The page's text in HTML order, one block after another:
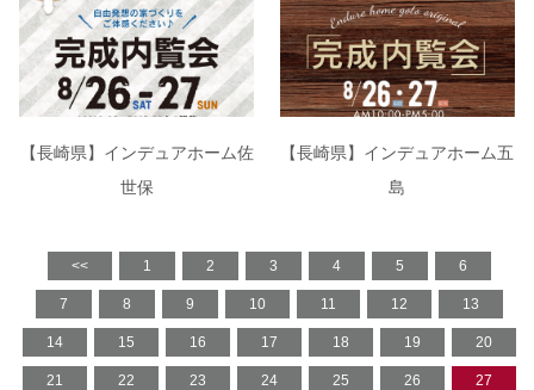
【長崎県】インデュアホーム佐
世保
【長崎県】インデュアホーム五
島
<< 1 2 3 4 5 6
7 8 9 10 11 12 13
14 15 16 17 18 19 20
21 22 23 24 25 26 27